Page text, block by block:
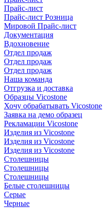
Прайс-лист
Прайс-лист Розница
Мировой Прайс-лист
Документация
Вдохновение
Отдел продаж
Отдел продаж
Отдел продаж
Наша команда
Отгрузка и доставка
Образцы Vicostone
Хочу обрабатывать Vicostone
Заявка на демо образец
Рекламации Vicostone
Изделия из Vicostone
Изделия из Vicostone
Изделия из Vicostone
Столешницы
Столешницы
Столешницы
Белые столешницы
Серые
Черные